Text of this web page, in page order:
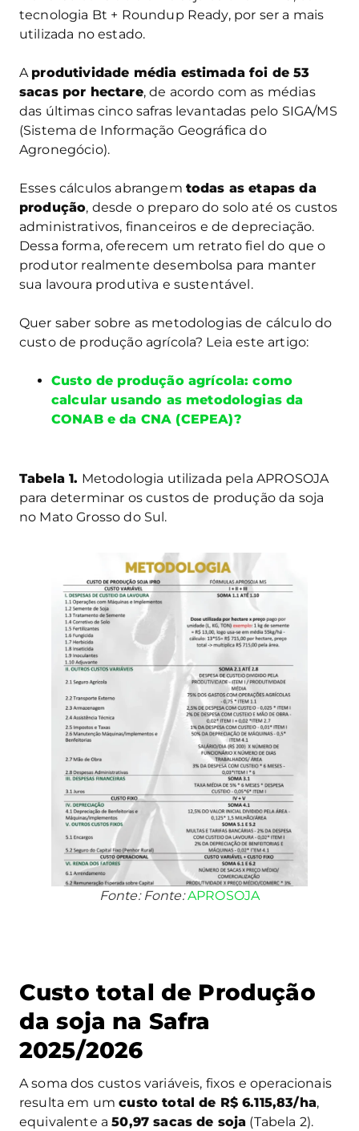
tecnologia Bt + Roundup Ready, por ser a mais
utilizada no estado.
A produtividade média estimada foi de 53
sacas por hectare, de acordo com as médias
das últimas cinco safras levantadas pelo SIGA/MS
(Sistema de Informação Geográfica do
Agronegócio).
Esses cálculos abrangem todas as etapas da
produção, desde o preparo do solo até os custos
administrativos, financeiros e de depreciação.
Dessa forma, oferecem um retrato fiel do que o
produtor realmente desembolsa para manter
sua lavoura produtiva e sustentável.
Quer saber sobre as metodologias de cálculo do
custo de produção agrícola? Leia este artigo:
Custo de produção agrícola: como
calcular usando as metodologias da
CONAB e da CNA (CEPEA)?
Tabela 1. Metodologia utilizada pela APROSOJA
para determinar os custos de produção da soja
no Mato Grosso do Sul.
Fonte: Fonte:APROSOJA
Custo total de Produção
da soja na Safra
2025/2026
A soma dos custos variáveis, fixos e operacionais
resulta em umcusto total de R$ 6.115,83/ha,
equivalente a50,97 sacas de soja (Tabela 2).